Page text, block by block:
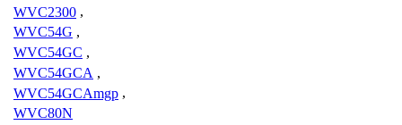
WVC2300 ,
WVC54G ,
WVC54GC ,
WVC54GCA ,
WVC54GCAmgp ,
WVC80N